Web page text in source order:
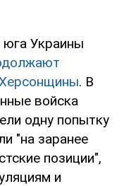
Украины
. В
войска
одну попытку
"на заранее
позиции",
и